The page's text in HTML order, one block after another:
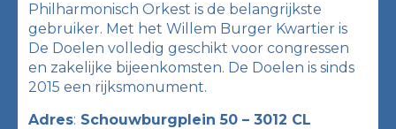
Philharmonisch Orkest is de belangrijkste
gebruiker. Met het Willem Burger Kwartier is
De Doelen volledig geschikt voor congressen
en zakelijke bijeenkomsten. De Doelen is sinds
2015 een rijksmonument.
Adres: Schouwburgplein 50 – 3012 CL